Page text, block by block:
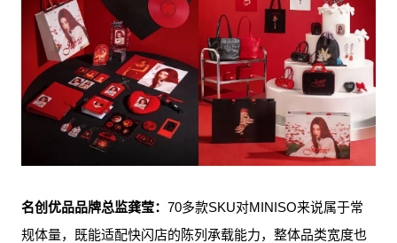
名创优品品牌总监龚莹： 70多款SKU对MINISO来说属于常
规体量，既能适配快闪店的陈列承载能力，整体品类宽度也